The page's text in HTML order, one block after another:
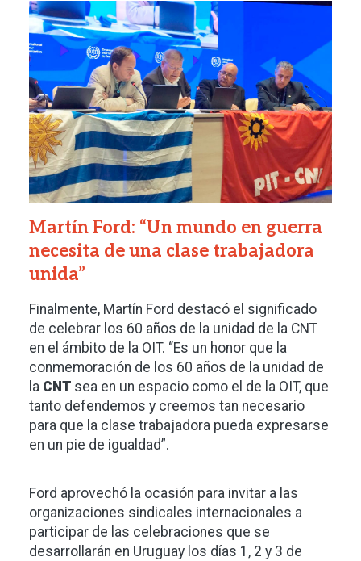
Imagen
Martín Ford: “Un mundo en guerra
necesita de una clase trabajadora
unida”
Finalmente, Martín Ford destacó el significado
de celebrar los 60 años de la unidad de la CNT
en el ámbito de la OIT. “Es un honor que la
conmemoración de los 60 años de la unidad de
la CNT sea en un espacio como el de la OIT, que
tanto defendemos y creemos tan necesario
para que la clase trabajadora pueda expresarse
en un pie de igualdad”.
Ford aprovechó la ocasión para invitar a las
organizaciones sindicales internacionales a
participar de las celebraciones que se
desarrollarán en Uruguay los días 1, 2 y 3 de